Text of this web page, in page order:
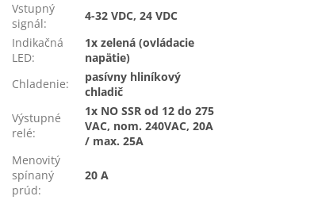
Vstupný
signál:
4-32 VDC, 24 VDC
Indikačná
LED:
1x zelená (ovládacie
napätie)
Chladenie:
pasívny hliníkový
chladič
Výstupné
relé:
1x NO SSR od 12 do 275
VAC, nom. 240VAC, 20A
/ max. 25A
Menovitý
spínaný
prúd:
20 A